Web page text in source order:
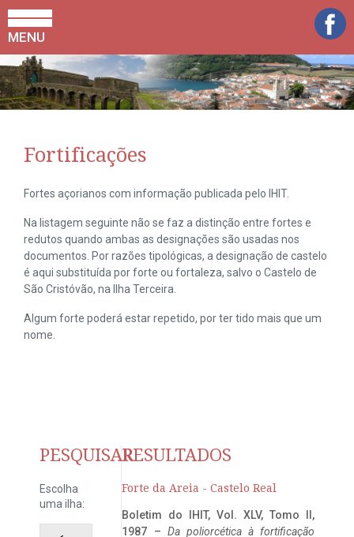
MENU
Fortificações
Fortes açorianos com informação publicada pelo IHIT.
Na listagem seguinte não se faz a distinção entre fortes e
redutos quando ambas as designações são usadas nos
documentos. Por razões tipológicas, a designação de castelo
é aqui substituída por forte ou fortaleza, salvo o Castelo de
São Cristóvão, na Ilha Terceira.
Algum forte poderá estar repetido, por ter tido mais que um
nome.
PESQUISAR
Escolha
uma ilha:
RESULTADOS
Forte da Areia - Castelo Real
Boletim do IHIT, Vol. XLV, Tomo II,
1987 – Da poliorcética à fortificação